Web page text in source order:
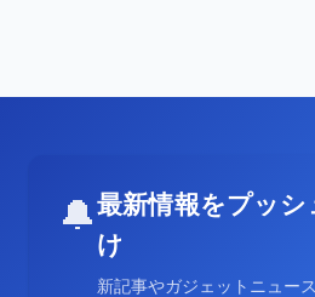
🔔最新情報をプッ
け
新記事やガジェットニュー